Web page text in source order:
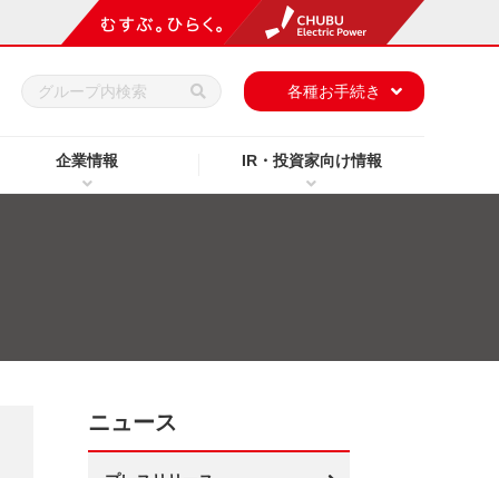
企業情報 IR・投資家向け情報
各種お手続き
ニュース